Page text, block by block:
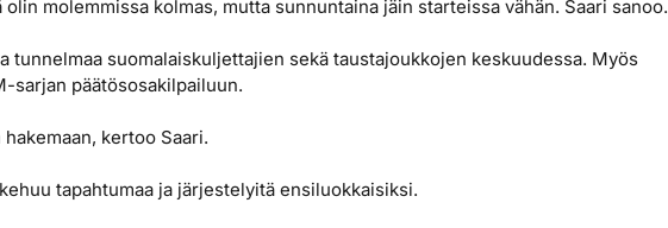
molemmissa kolmas, mutta sunnuntaina jäin starteissa vähän. Saari sanoo.
tunnelmaa suomalaiskuljettajien sekä taustajoukkojen keskuudessa. Myös
sarjan päätösosakilpailuun.
kertoo Saari.
kehuu tapahtumaa ja järjestelyitä ensiluokkaisiksi.